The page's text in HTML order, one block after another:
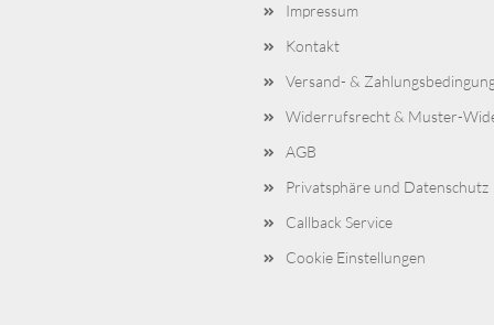
Impressum
Kontakt
Versand- &
Widerrufsrecht & Muster-
AGB
Privatsphäre und Datenschutz
Callback Service
Cookie Einstellungen